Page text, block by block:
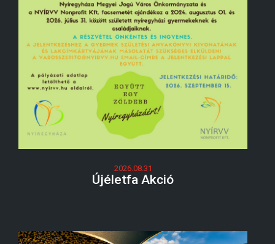
2026.08.31
Újéletfa Akció